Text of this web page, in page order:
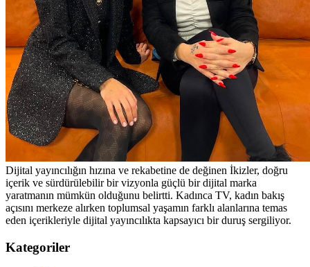
Dijital yayıncılığın hızına ve rekabetine de değinen İkizler, doğru
içerik ve sürdürülebilir bir vizyonla güçlü bir dijital marka
yaratmanın mümkün olduğunu belirtti. Kadınca TV, kadın bakış
açısını merkeze alırken toplumsal yaşamın farklı alanlarına temas
eden içerikleriyle dijital yayıncılıkta kapsayıcı bir duruş sergiliyor.
Kategoriler